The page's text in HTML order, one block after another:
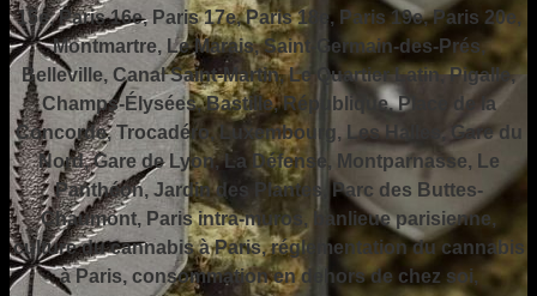
15e, Paris 16e, Paris 17e, Paris 18e, Paris 19e, Paris 20e,
Montmartre, Le Marais, Saint-Germain-des-Prés,
Belleville, Canal Saint-Martin, Le Quartier Latin, Pigalle,
Champs-Élysées, Bastille, République, Place de la
Concorde, Trocadéro, Luxembourg, Les Halles, Gare du
Nord, Gare de Lyon, La Défense, Montparnasse, Le
Panthéon, Jardin des Plantes, Parc des Buttes-
Chaumont, Paris intra-muros, banlieue parisienne,
culture du cannabis à Paris, réglementation du cannabis
à Paris, consommation en dehors de chez soi,